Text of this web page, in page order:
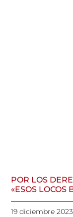
POR LOS
«ESOS LOCOS
19 diciembre 2023